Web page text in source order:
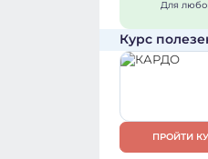
Для
Курс
ПРОЙТИ